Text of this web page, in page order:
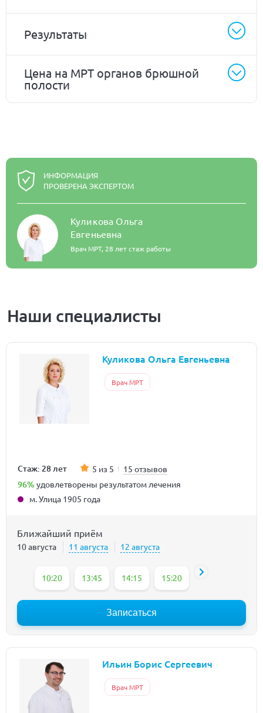
Результаты
Цена на МРТ органов брюшной
полости
ИНФОРМАЦИЯ
ПРОВЕРЕНА ЭКСПЕРТОМ
Куликова Ольга
Евгеньевна
Врач МРТ, 28 лет стаж работы
Наши специалисты
Куликова Ольга Евгеньевна
Врач МРТ
Стаж: 28 лет 5 из 5 15 отзывов
96% удовлетворены результатом лечения
м. Улица 1905 года
Ближайший приём
10 августа 11 августа 12 августа
10:20 13:45 14:15 15:20 15:50
Записаться
Ильин Борис Сергеевич
Врач МРТ